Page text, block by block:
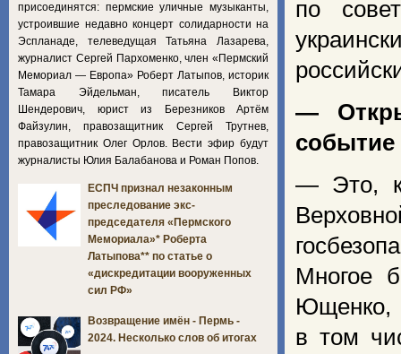
по
—
событие
— Это,
Многое
Ющенко,
в том
присоединятся: пермские уличные музыканты,
устроившие недавно концерт солидарности на
Эспланаде, телеведущая Татьяна Лазарева,
журналист Сергей Пархоменко, член «Пермский
Мемориал — Европа» Роберт Латыпов, историк
Тамара Эйдельман, писатель Виктор
Шендерович, юрист из Березников Артём
Файзулин, правозащитник Сергей Трутнев,
правозащитник Олег Орлов. Вести эфир будут
журналисты Юлия Балабанова и Роман Попов.
ЕСПЧ признал незаконным
преследование экс-
председателя «Пермского
Мемориала»* Роберта
Латыпова** по статье о
«дискредитации вооруженных
сил РФ»
Возвращение имён - Пермь -
2024. Несколько слов об итогах